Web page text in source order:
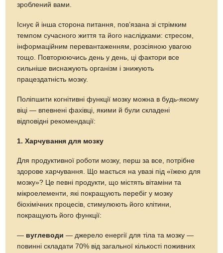
зроблений вами.
Існує й інша сторона питання, пов’язана зі стрімким
темпом сучасного життя та його наслідками: стресом,
інформаційним перевантаженням, розсіяною увагою
тощо. Повторюючись день у день, ці фактори все
сильніше виснажують організм і знижують
працездатність мозку.
Поліпшити когнітивні функції мозку можна в будь-якому
віці — впевнені фахівці, якими й були складені
відповідні рекомендації:
1. Харчування для мозку
Для продуктивної роботи мозку, перш за все, потрібне
здорове харчування. Що мається на увазі під «їжею для
мозку»? Це певні продукти, що містять вітаміни та
мікроелементи, які покращують перебіг у мозку
біохімічних процесів, стимулюють його клітини,
покращують його функції:
— вуглеводи — джерело енергії для тіла та мозку —
повинні складати 70% від загальної кількості поживних